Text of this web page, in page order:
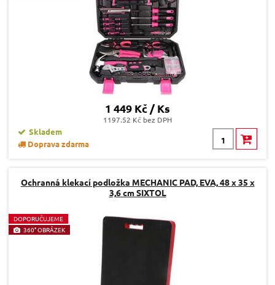
1 449 Kč / Ks
1197.52 Kč bez DPH
Skladem
Doprava zdarma
Ochranná klekací podložka MECHANIC PAD, EVA, 48 x 35 x
3,6 cm SIXTOL
DOPORUČUJEME
360° OBRÁZEK